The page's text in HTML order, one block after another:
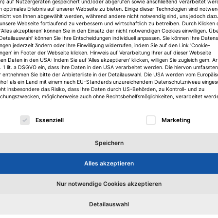
Experten aus 25 Unternehmen
Forschungsinitiative.Für die Future Real Estate Initiative
Branchenfeldern der Bau- und Immobilienwirtschaft
zusammengerufen. Sie erstellen Leitbilder für die Zukunft
auf Nutzergeräten gespeichert und/oder abgerufen sowie anschließend verarbeitet
optimales Erlebnis auf unserer Webseite zu bieten. Einige dieser Technologien sind
von Ihnen abgewählt werden, während andere nicht notwendig sind, uns jedoch
Webseite fortlaufend zu verbessern und wirtschaftlich zu betreiben. Durch Klicken
akzeptieren' können Sie in den Einsatz der nicht notwendigen Cookies einwilligen.
können Sie Ihre Entscheidungen individuell anpassen. Sie können Ihre
jederzeit ändern oder Ihre Einwilligung widerrufen, indem Sie auf den Link 'Cookie-
im Footer der Webseite klicken. Hinweis auf Verarbeitung Ihrer auf dieser Webseite
Daten in den USA: Indem Sie auf 'Alles akzeptieren' klicken, willigen Sie zugleich gem.
1 lit. a DSGVO ein, dass Ihre Daten in den USA verarbeitet werden. Die hiervon umfassten
entnehmen Sie bitte der Anbieterliste in der Detailauswahl. Die USA werden vom
als ein Land mit einem nach EU-Standards unzureichendem Datenschutzniveau
insbesondere das Risiko, dass Ihre Daten durch US-Behörden, zu Kontroll- und zu
möglicherweise auch ohne Rechtsbehelfsmöglichkeiten, verarbeitet
eine Liste der Service-Gruppen, für die eine
Essenziell Marketing
Speichern
Alles akzeptieren
Nur notwendige Cookies akzeptieren
Detailauswahl